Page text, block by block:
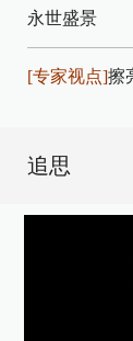
永世盛景
[专家视点]擦
追思